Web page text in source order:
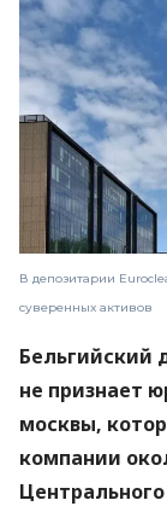
В депозитарии
суверенных активов
Бельгийский
не признает
москвы,
компании